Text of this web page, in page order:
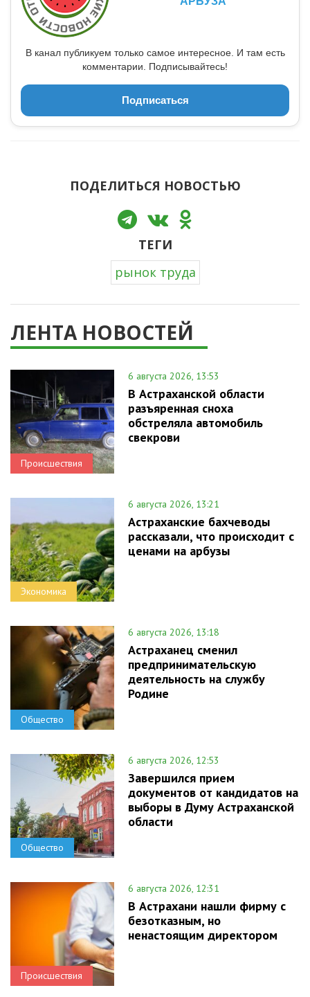
В канал публикуем только самое интересное. И там есть
комментарии. Подписывайтесь!
Подписаться
ПОДЕЛИТЬСЯ НОВОСТЬЮ
ТЕГИ
рынок труда
ЛЕНТА НОВОСТЕЙ
Происшествия
6 августа 2026, 13:53
В Астраханской области
разъяренная сноха
обстреляла автомобиль
свекрови
Экономика
6 августа 2026, 13:21
Астраханские бахчеводы
рассказали, что происходит с
ценами на арбузы
Общество
6 августа 2026, 13:18
Астраханец сменил
предпринимательскую
деятельность на службу
Родине
Общество
6 августа 2026, 12:53
Завершился прием
документов от кандидатов на
выборы в Думу Астраханской
области
Происшествия
6 августа 2026, 12:31
В Астрахани нашли фирму с
безотказным, но
ненастоящим директором